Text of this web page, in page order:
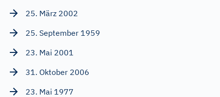
25. März 2002
25. September 1959
23. Mai 2001
31. Oktober 2006
23. Mai 1977